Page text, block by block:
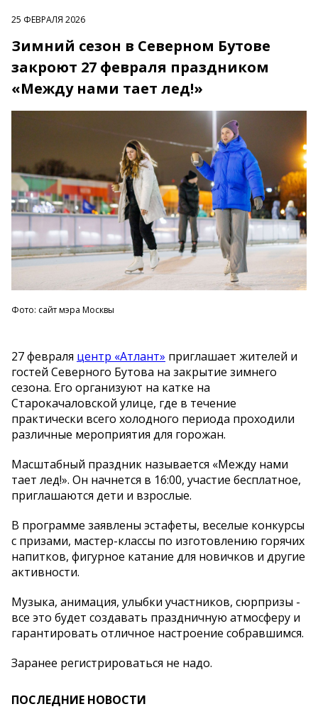
25 ФЕВРАЛЯ 2026
Зимний сезон в Северном Бутове
закроют 27 февраля праздником
«Между нами тает лед!»
Фото: сайт мэра Москвы
27 февраля центр «Атлант» приглашает жителей и
гостей Северного Бутова на закрытие зимнего
сезона. Его организуют на катке на
Старокачаловской улице, где в течение
практически всего холодного периода проходили
различные мероприятия для горожан.
Масштабный праздник называется «Между нами
тает лед!». Он начнется в 16:00, участие бесплатное,
приглашаются дети и взрослые.
В программе заявлены эстафеты, веселые конкурсы
с призами, мастер-классы по изготовлению горячих
напитков, фигурное катание для новичков и другие
активности.
Музыка, анимация, улыбки участников, сюрпризы -
все это будет создавать праздничную атмосферу и
гарантировать отличное настроение собравшимся.
Заранее регистрироваться не надо.
ПОСЛЕДНИЕ НОВОСТИ